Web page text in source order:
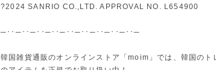
?2024 SANRIO CO.,LTD. APPROVAL NO. L654900
─･･─･･─･･─･･─･･─･･─･･─･･─･･─
韓国雑貨通販のオンラインストア「moim」では、韓国の